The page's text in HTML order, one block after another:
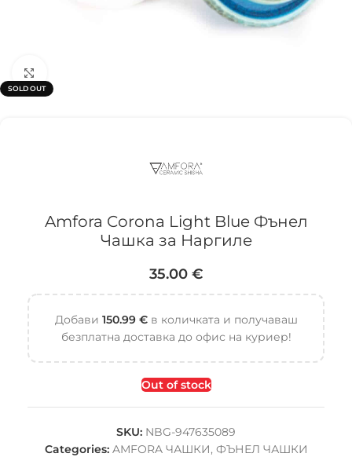
SOLD OUT
Amfora Corona Light Blue Фънел
Чашка за Наргиле
35.00 €
Добави 150.99 €в количката и получаваш
безплатна доставка до офис на куриер!
Out of stock
SKU: NBG-947635089
Categories: AMFORA ЧАШКИ, ФЪНЕЛ ЧАШКИ